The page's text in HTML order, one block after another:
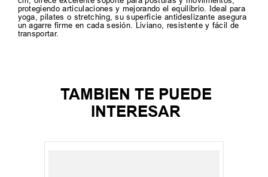
protegiendo articulaciones y mejorando el equilibrio. Ideal para
yoga, pilates o stretching, su superficie antideslizante asegura
un agarre firme en cada sesión. Liviano, resistente y fácil de
transportar.
TAMBIEN TE PUEDE
INTERESAR